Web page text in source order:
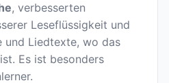
, verbesserten
Leseflüssigkeit und
und Liedtexte, wo das
Es ist besonders